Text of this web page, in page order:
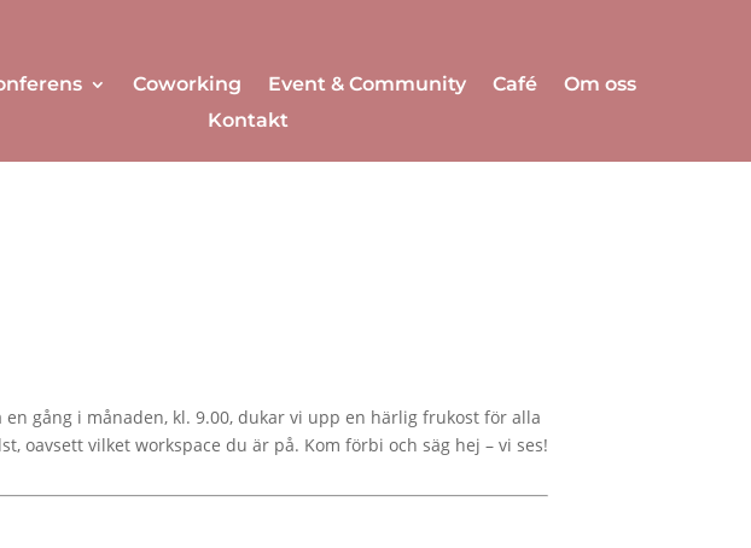
Coworking Event & Community Café
Om oss
Kontakt
gång i månaden, kl. 9.00, dukar vi upp en härlig frukost för alla
oavsett vilket workspace du är på. Kom förbi och säg hej – vi ses!